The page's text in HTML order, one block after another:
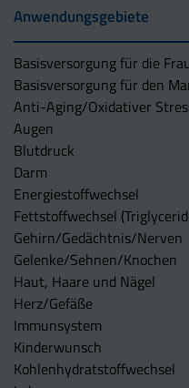
Anwendungsgebiete
Basisversorgung für die
Basisversorgung für den
Anti-Aging/Oxidativer
Augen
Blutdruck
Darm
Energiestoffwechsel
Fettstoffwechsel
Gehirn/Gedächtnis/Nerven
Gelenke/Sehnen/Knochen
Haut, Haare und Nägel
Herz/Gefäße
Immunsystem
Kinderwunsch
Kohlenhydratstoffwechsel